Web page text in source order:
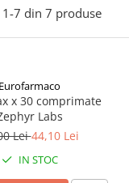
1-7 din 7 produse
Eurofarmaco
x 30 comprimate
Labs
Lei44,10 Lei
IN STOC